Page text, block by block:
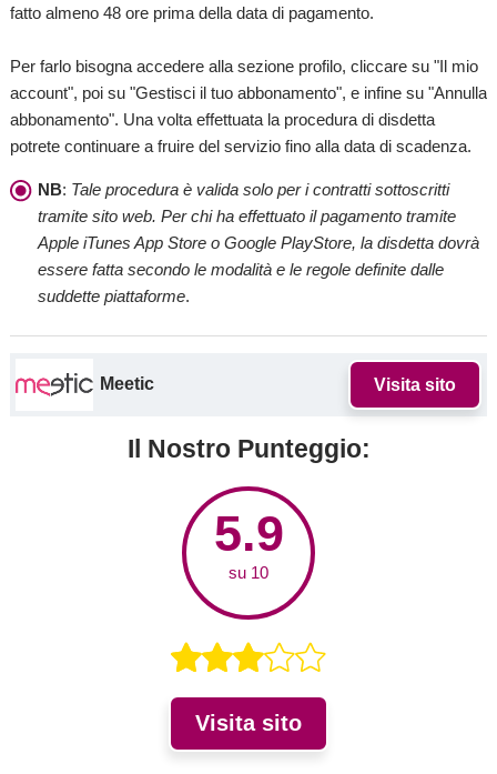
fatto almeno 48 ore prima della data di pagamento.
Per farlo bisogna accedere alla sezione profilo, cliccare su "Il mio
account", poi su "Gestisci il tuo abbonamento", e infine su "Annulla
abbonamento". Una volta effettuata la procedura di disdetta
potrete continuare a fruire del servizio fino alla data di scadenza.
NB: Tale procedura è valida solo per i contratti sottoscritti
tramite sito web. Per chi ha effettuato il pagamento tramite
Apple iTunes App Store o Google PlayStore, la disdetta dovrà
essere fatta secondo le modalità e le regole definite dalle
suddette piattaforme.
Meetic Visita sito
Il Nostro Punteggio:
5.9
su 10
Visita sito